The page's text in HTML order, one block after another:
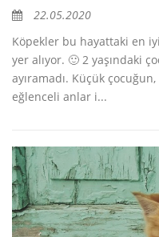
22.05.2020
Köpekler bu hayattaki en
yer alıyor. 🙂 2 yaşındaki
ayıramadı. Küçük
eğlenceli anlar i...